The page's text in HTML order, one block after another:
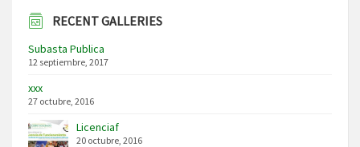
RECENT GALLERIES
Subasta Publica
12 septiembre, 2017
xxx
27 octubre, 2016
Licenciaf
20 octubre, 2016